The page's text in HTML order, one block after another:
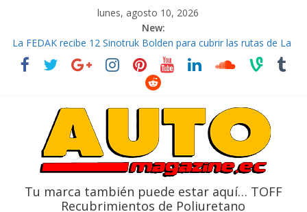
lunes, agosto 10, 2026
New:
La FEDAK recibe 12 Sinotruk Bolden para cubrir las rutas de La
Vuelta
El costo de tener un vehículo gana protagonismo a la hora de
¿Qué puede pasar con tu vehículo si permanece varios días sin
La Vuelta al Ecuador 2026, edición 47ª, recorre 7 provincias en 8
Tu marca también puede estar aquí… TOFF
Recubrimientos de Poliuretano